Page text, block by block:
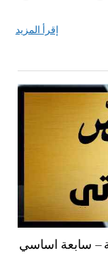
إقرأ المزيد
– سابعة اساسي